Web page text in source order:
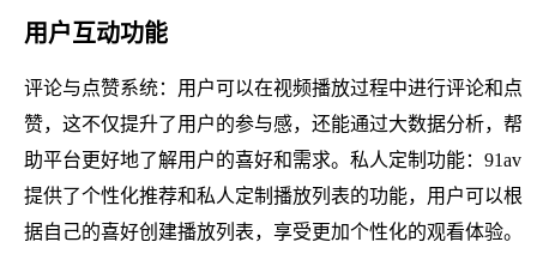
用户互动功能
评论与点赞系统：用户可以在视频播放过程中进行评论和点
赞，这不仅提升了用户的参与感，还能通过大数据分析，帮
助平台更好地了解用户的喜好和需求。私人定制功能：91av
提供了个性化推荐和私人定制播放列表的功能，用户可以根
据自己的喜好创建播放列表，享受更加个性化的观看体验。